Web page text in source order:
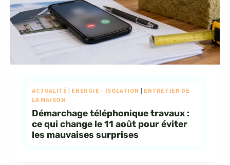
ACTUALITÉ | ENERGIE - ISOLATION | ENTRETIEN DE
LA MAISON
Démarchage téléphonique travaux :
ce qui change le 11 août pour éviter
les mauvaises surprises